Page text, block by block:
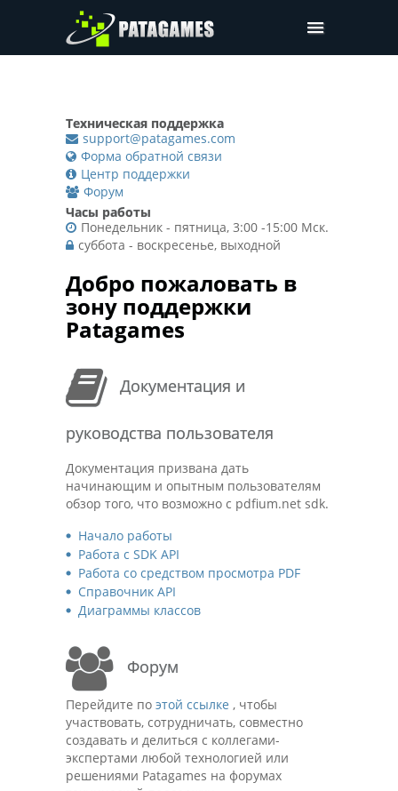
Компания
Цены
Скачать
Техническая поддержка
support@patagames.com
Форма обратной связи
Центр поддержки
Форум
Часы работы
Понедельник - пятница, 3:00 -15:00 Мск.
суббота - воскресенье, выходной
Добро пожаловать в
зону поддержки
Patagames
Документация и
руководства пользователя
Документация призвана дать
начинающим и опытным пользователям
обзор того, что возможно с pdfium.net sdk.
Начало работы
Работа с SDK API
Работа со средством просмотра PDF
Справочник API
Диаграммы классов
Форум
Перейдите по этой ссылке , чтобы
участвовать, сотрудничать, совместно
создавать и делиться с коллегами-
экспертами любой технологией или
решениями Patagames на форумах